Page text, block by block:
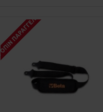
ΚΑΤΌΠΙΝ ΠΑΡΑΓΓΕΛΊΑΣ